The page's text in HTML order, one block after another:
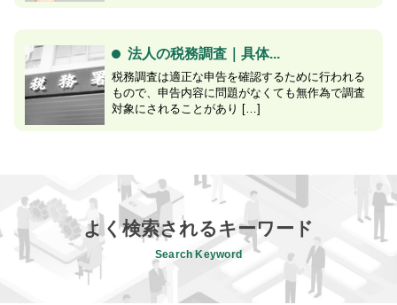
法人の税務調査｜具体...
税務調査は適正な申告を確認するために行われる
もので、申告内容に問題がなくても無作為で調査
対象にされることがあり […]
よく検索されるキーワード
Search Keyword